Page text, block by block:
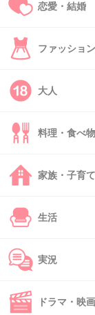
テレビで両親
よ…
嫁の紗理奈
らの放送は
つもナンジ
有名
44. 匿名
子供って言ったってま
恋愛・結婚
ファッション
大人
料理・食べ物
家族・子育て
生活
実況
ドラマ・映画